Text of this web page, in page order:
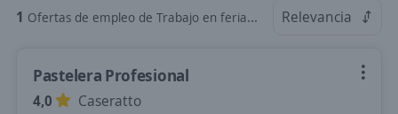
1 Ofertas de empleo de Trabajo en feriados en Córdoba, Córdoba Relevancia
Pastelera Profesional
4,0
Caseratto